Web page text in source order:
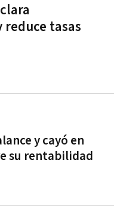
tasas
y cayó en
su rentabilidad